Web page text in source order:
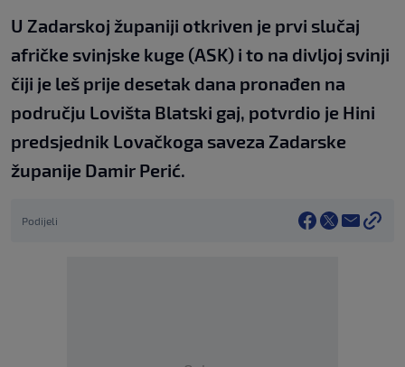
U Zadarskoj županiji otkriven je prvi slučaj
afričke svinjske kuge (ASK) i to na divljoj svinji
čiji je leš prije desetak dana pronađen na
području Lovišta Blatski gaj, potvrdio je Hini
predsjednik Lovačkoga saveza Zadarske
županije Damir Perić.
Podijeli